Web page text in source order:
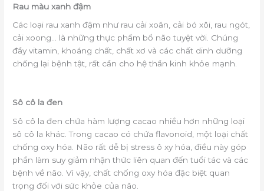
Rau màu xanh đậm
Các loại rau xanh đậm như rau cải xoăn, cải bó xôi, rau ngót,
cải xoong… là những thực phẩm bổ não tuyệt vời. Chúng
đầy vitamin, khoáng chất, chất xơ và các chất dinh dưỡng
chống lại bệnh tật, rất cần cho hệ thần kinh khỏe mạnh.
Sô cô la đen
Sô cô la đen chứa hàm lượng cacao nhiều hơn những loại
sô cô la khác. Trong cacao có chứa flavonoid, một loại chất
chống oxy hóa. Não rất dễ bị stress ô xy hóa, điều này góp
phần làm suy giảm nhận thức liên quan đến tuổi tác và các
bệnh về não. Vì vậy, chất chống oxy hóa đặc biệt quan
trọng đối với sức khỏe của não.